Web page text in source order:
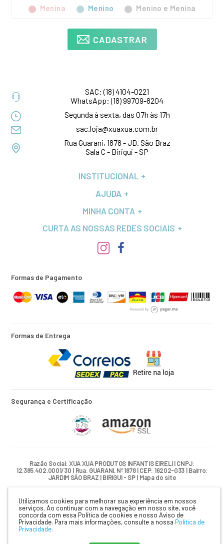
Utilizamos cookies para melhorar sua experiência em nossos
serviços. Ao continuar com a navegação em nosso site, você
concorda com essa Política de cookies e nosso Aviso de
Privacidade. Para mais informações, consulte a nossa Política de
Privacidade.
Menina Menino Menino e Menina
CADASTRAR
SAC:(18) 4104-0221
WhatsApp:(18) 99709-8204
Segunda à sexta, das 07h às 17h
sac.loja@xuaxua.com.br
Rua Guarani, 1878 - JD. São Braz
Sala C - Birigui - SP
INSTITUCIONAL
AJUDA
MINHA CONTA
CURTA AS NOSSAS REDES SOCIAIS
Formas de Pagamento
Formas de Entrega
Segurança e Certificação
Razão Social: XUA XUA PRODUTOS INFANTIS EIRELI | CNPJ:
12.385.402.0001/30 | Rua: GUARANI, Nº 1878 | CEP: 16202-033 | Bairro:
JARDIM SÃO BRAZ | BIRIGUI - SP | Mapa do site
Crie sua loja virtualcom a melhor empresa de e-commerce do
Brasil.